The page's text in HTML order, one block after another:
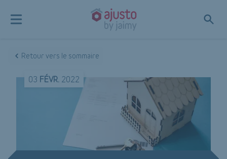
Retour vers le sommaire
03 FÉVR. 2022